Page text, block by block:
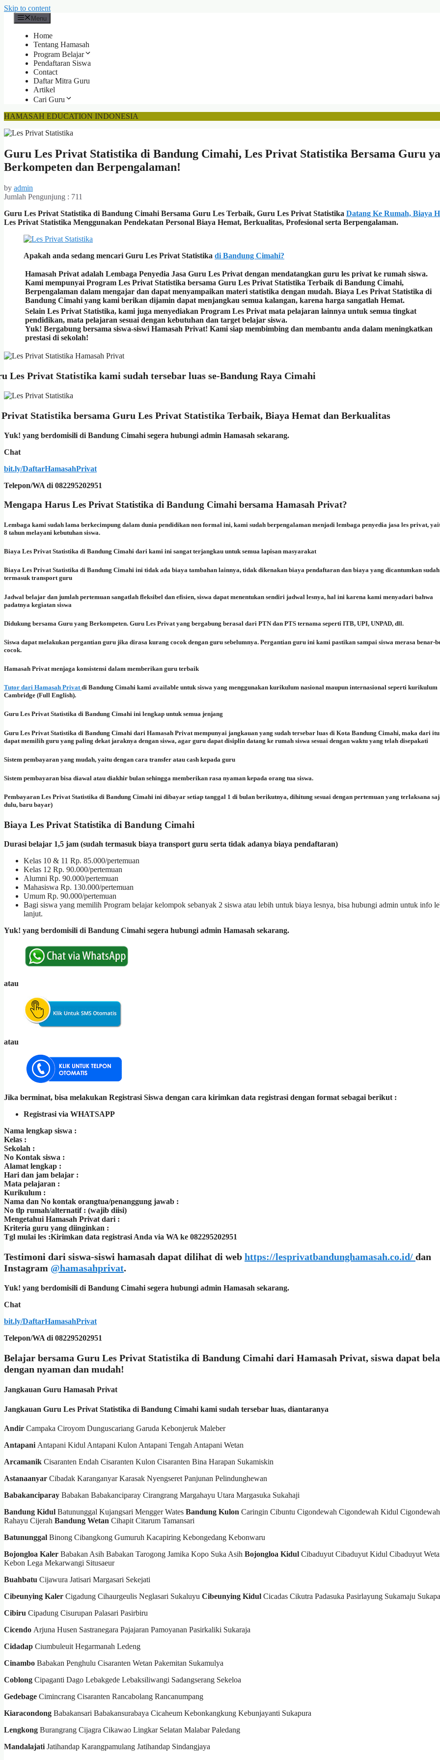
Skip to content
Menu
Home
Tentang Hamasah
Program Belajar
Pendaftaran Siswa
Contact
Daftar Mitra Guru
Artikel
Cari Guru
HAMASAH EDUCATION INDONESIA
Guru Les Privat Statistika di Bandung Cimahi, Les Privat Statistika Bersama Guru
Berkompeten dan Berpengalaman!
by admin
Jumlah Pengunjung : 711
Guru Les Privat Statistika di Bandung Cimahi Bersama Guru Les Terbaik, Guru Les Privat Statistika Datang Ke Rumah, Biaya
Les Privat Statistika Menggunakan Pendekatan Personal Biaya Hemat, Berkualitas, Profesional serta Berpengalaman.
Apakah anda sedang mencari Guru Les Privat Statistika di Bandung Cimahi?
Hamasah Privat adalah Lembaga Penyedia Jasa Guru Les Privat dengan mendatangkan guru les privat ke rumah siswa.
Kami mempunyai Program Les Privat Statistika bersama Guru Les Privat Statistika Terbaik di Bandung Cimahi,
Berpengalaman dalam mengajar dan dapat menyampaikan materi statistika dengan mudah. Biaya Les Privat Statistika di
Bandung Cimahi yang kami berikan dijamin dapat menjangkau semua kalangan, karena harga sangatlah Hemat.
Selain Les Privat Statistika, kami juga menyediakan Program Les Privat mata pelajaran lainnya untuk semua tingkat
pendidikan, mata pelajaran sesuai dengan kebutuhan dan target belajar siswa.
Yuk! Bergabung bersama siswa-siswi Hamasah Privat! Kami siap membimbing dan membantu anda dalam meningkatkan
prestasi di sekolah!
Les Privat Statistika kami sudah tersebar luas se-Bandung Raya Cimahi
Privat Statistika bersama Guru Les Privat Statistika Terbaik, Biaya Hemat dan Berkualitas
Yuk! yang berdomisili di Bandung Cimahi segera hubungi admin Hamasah sekarang.
Chat
bit.ly/DaftarHamasahPrivat
Telepon/WA di 082295202951
Mengapa Harus Les Privat Statistika di Bandung Cimahi bersama Hamasah Privat?
Lembaga kami sudah lama berkecimpung dalam dunia pendidikan non formal ini, kami sudah berpengalaman menjadi lembaga penyedia jasa les privat,
8 tahun melayani kebutuhan siswa.
Biaya Les Privat Statistika di Bandung Cimahi dari kami ini sangat terjangkau untuk semua lapisan masyarakat
Biaya Les Privat Statistika di Bandung Cimahi ini tidak ada biaya tambahan lainnya, tidak dikenakan biaya pendaftaran dan biaya yang dicantumkan sudah
termasuk transport guru
Jadwal belajar dan jumlah pertemuan sangatlah fleksibel dan efisien, siswa dapat menentukan sendiri jadwal lesnya, hal ini karena kami menyadari bahwa
padatnya kegiatan siswa
Didukung bersama Guru yang Berkompeten. Guru Les Privat yang bergabung berasal dari PTN dan PTS ternama seperti ITB, UPI, UNPAD, dll.
Siswa dapat melakukan pergantian guru jika dirasa kurang cocok dengan guru sebelumnya. Pergantian guru ini kami pastikan sampai siswa merasa benar-
cocok.
Hamasah Privat menjaga konsistensi dalam memberikan guru terbaik
Tutor dari Hamasah Privatdi Bandung Cimahi kami available untuk siswa yang menggunakan kurikulum nasional maupun internasional seperti kurikulum
Cambridge (Full English).
Guru Les Privat Statistika di Bandung Cimahi ini lengkap untuk semua jenjang
Guru Les Privat Statistika di Bandung Cimahi dari Hamasah Privat mempunyai jangkauan yang sudah tersebar luas di Kota Bandung Cimahi, maka dari
dapat memilih guru yang paling dekat jaraknya dengan siswa, agar guru dapat disiplin datang ke rumah siswa sesuai dengan waktu yang telah disepakati
Sistem pembayaran yang mudah, yaitu dengan cara transfer atau cash kepada guru
Sistem pembayaran bisa diawal atau diakhir bulan sehingga memberikan rasa nyaman kepada orang tua siswa.
Pembayaran Les Privat Statistika di Bandung Cimahi ini dibayar setiap tanggal 1 di bulan berikutnya, dihitung sesuai dengan pertemuan yang terlaksana
dulu, baru bayar)
Biaya Les Privat Statistika di Bandung Cimahi
Durasi belajar 1,5 jam (sudah termasuk biaya transport guru serta tidak adanya biaya pendaftaran)
Kelas 10 & 11 Rp. 85.000/pertemuan
Kelas 12 Rp. 90.000/pertemuan
Alumni Rp. 90.000/pertemuan
Mahasiswa Rp. 130.000/pertemuan
Umum Rp. 90.000/pertemuan
Bagi siswa yang memilih Program belajar kelompok sebanyak 2 siswa atau lebih untuk biaya lesnya, bisa hubungi admin untuk info
lanjut.
Yuk! yang berdomisili di Bandung Cimahi segera hubungi admin Hamasah sekarang.
atau
atau
Jika berminat, bisa melakukan Registrasi Siswa dengan cara kirimkan data registrasi dengan format sebagai berikut :
Registrasi via WHATSAPP
Nama lengkap siswa :
Kelas :
Sekolah :
No Kontak siswa :
Alamat lengkap :
Hari dan jam belajar :
Mata pelajaran :
Kurikulum :
Nama dan No kontak orangtua/penanggung jawab :
No tlp rumah/alternatif : (wajib diisi)
Mengetahui Hamasah Privat dari :
Kriteria guru yang diinginkan :
Tgl mulai les :Kirimkan data registrasi Anda via WA ke 082295202951
Testimoni dari siswa-siswi hamasah dapat dilihat di web https://lesprivatbandunghamasah.co.id/ dan
Instagram @hamasahprivat.
Yuk! yang berdomisili di Bandung Cimahi segera hubungi admin Hamasah sekarang.
Chat
bit.ly/DaftarHamasahPrivat
Telepon/WA di 082295202951
Belajar bersama Guru Les Privat Statistika di Bandung Cimahi dari Hamasah Privat, siswa dapat
dengan nyaman dan mudah!
Jangkauan Guru Hamasah Privat
Jangkauan Guru Les Privat Statistika di Bandung Cimahi kami sudah tersebar luas, diantaranya
Andir Campaka Ciroyom Dunguscariang Garuda Kebonjeruk Maleber
Antapani Antapani Kidul Antapani Kulon Antapani Tengah Antapani Wetan
Arcamanik Cisaranten Endah Cisaranten Kulon Cisaranten Bina Harapan Sukamiskin
Astanaanyar Cibadak Karanganyar Karasak Nyengseret Panjunan Pelindunghewan
Babakanciparay Babakan Babakanciparay Cirangrang Margahayu Utara Margasuka Sukahaji
Bandung Kidul Batununggal Kujangsari Mengger Wates Bandung Kulon Caringin Cibuntu Cigondewah Cigondewah Kidul Cigondewah
Rahayu Cijerah Bandung Wetan Cihapit Citarum Tamansari
Batununggal Binong Cibangkong Gumuruh Kacapiring Kebongedang Kebonwaru
Bojongloa Kaler Babakan Asih Babakan Tarogong Jamika Kopo Suka Asih Bojongloa Kidul Cibaduyut Cibaduyut Kidul Cibaduyut
Kebon Lega Mekarwangi Situsaeur
Buahbatu Cijawura Jatisari Margasari Sekejati
Cibeunying Kaler Cigadung Cihaurgeulis Neglasari Sukaluyu Cibeunying Kidul Cicadas Cikutra Padasuka Pasirlayung Sukamaju
Cibiru Cipadung Cisurupan Palasari Pasirbiru
Cicendo Arjuna Husen Sastranegara Pajajaran Pamoyanan Pasirkaliki Sukaraja
Cidadap Ciumbuleuit Hegarmanah Ledeng
Cinambo Babakan Penghulu Cisaranten Wetan Pakemitan Sukamulya
Coblong Cipaganti Dago Lebakgede Lebaksiliwangi Sadangserang Sekeloa
Gedebage Cimincrang Cisaranten Rancabolang Rancanumpang
Kiaracondong Babakansari Babakansurabaya Cicaheum Kebonkangkung Kebunjayanti Sukapura
Lengkong Burangrang Cijagra Cikawao Lingkar Selatan Malabar Paledang
Mandalajati Jatihandap Karangpamulang Jatihandap Sindangjaya